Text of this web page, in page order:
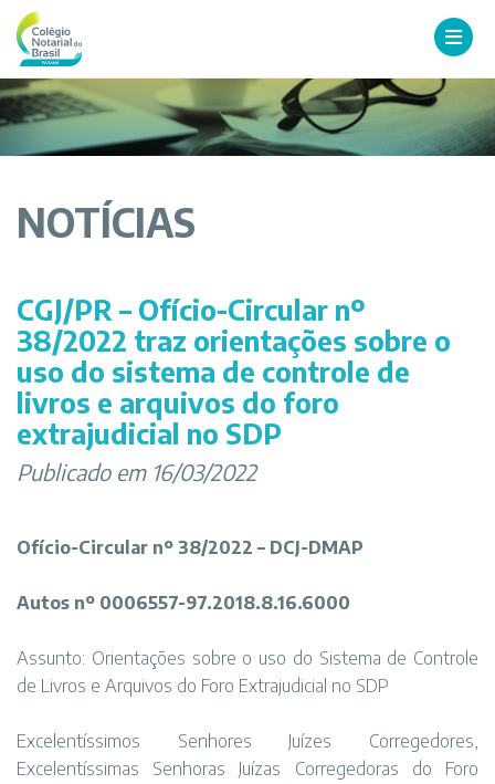
NOTÍCIAS
CGJ/PR – Ofício-Circular nº
38/2022 traz orientações sobre o
uso do sistema de controle de
livros e arquivos do foro
extrajudicial no SDP
Publicado em 16/03/2022
Ofício-Circular nº 38/2022 – DCJ-DMAP
Autos nº 0006557-97.2018.8.16.6000
Assunto: Orientações sobre o uso do Sistema de Controle
de Livros e Arquivos do Foro Extrajudicial no SDP
Excelentíssimos Senhores Juízes Corregedores,
Excelentíssimas Senhoras Juízas Corregedoras do Foro